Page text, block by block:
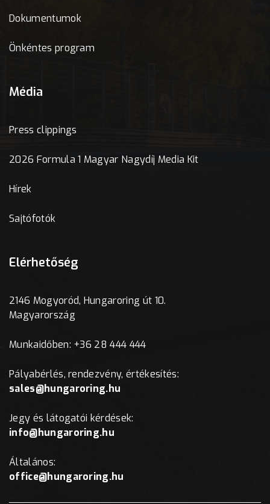
Dokumentumok
Önkéntes program
Média
Press clippings
2026 Formula 1 Magyar Nagydíj Media Kit
Hírek
Sajtófotók
Elérhetőség
2146 Mogyoród, Hungaroring út 10.
Magyarország
Munkaidőben: +36 28 444 444
Pályabérlés, rendezvény, értékesítés:
sales@hungaroring.hu
Jegy és látogatói kérdések:
info@hungaroring.hu
Általános:
office@hungaroring.hu